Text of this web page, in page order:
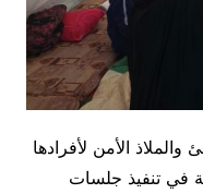
الأمن لأفرادها
في تنفيذ جلسات